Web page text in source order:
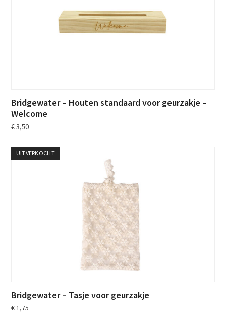
Bridgewater – Houten standaard voor geurzakje –
Welcome
€3,50
UITVERKOCHT
Bridgewater – Tasje voor geurzakje
€1,75